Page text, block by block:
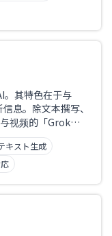
。其特色在于与
息。除文本撰写、
视频的「Grok
能。支持中文。
キスト生成